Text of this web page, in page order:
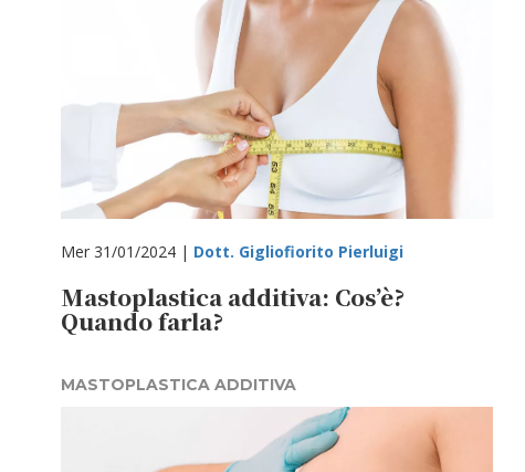
Mer 31/01/2024 | Dott. Gigliofiorito Pierluigi
Mastoplastica additiva: Cos’è?
Quando farla?
MASTOPLASTICA ADDITIVA